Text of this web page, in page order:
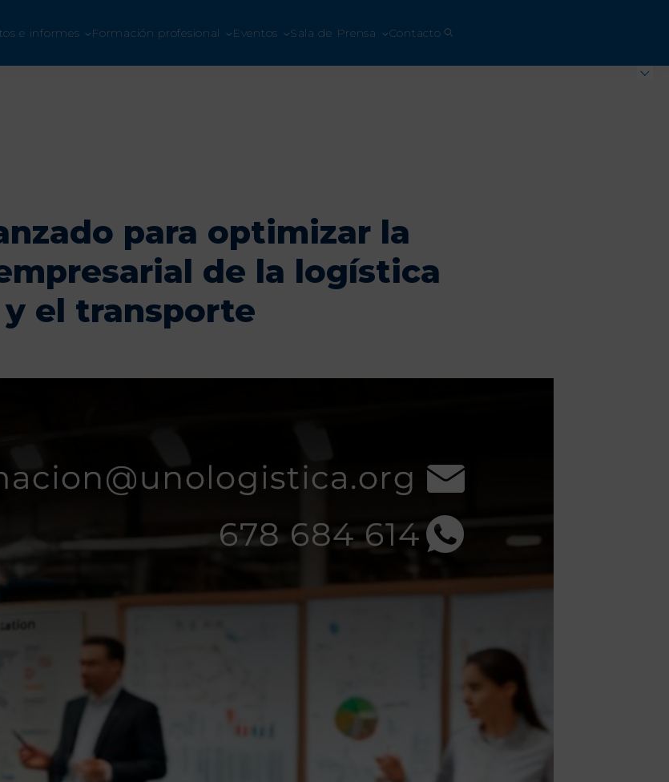
e informes Formación profesional Eventos Sala de Prensa Contacto
UNO LOGÍSTICA Hazte socio
para optimizar la
de la logística
y el transporte